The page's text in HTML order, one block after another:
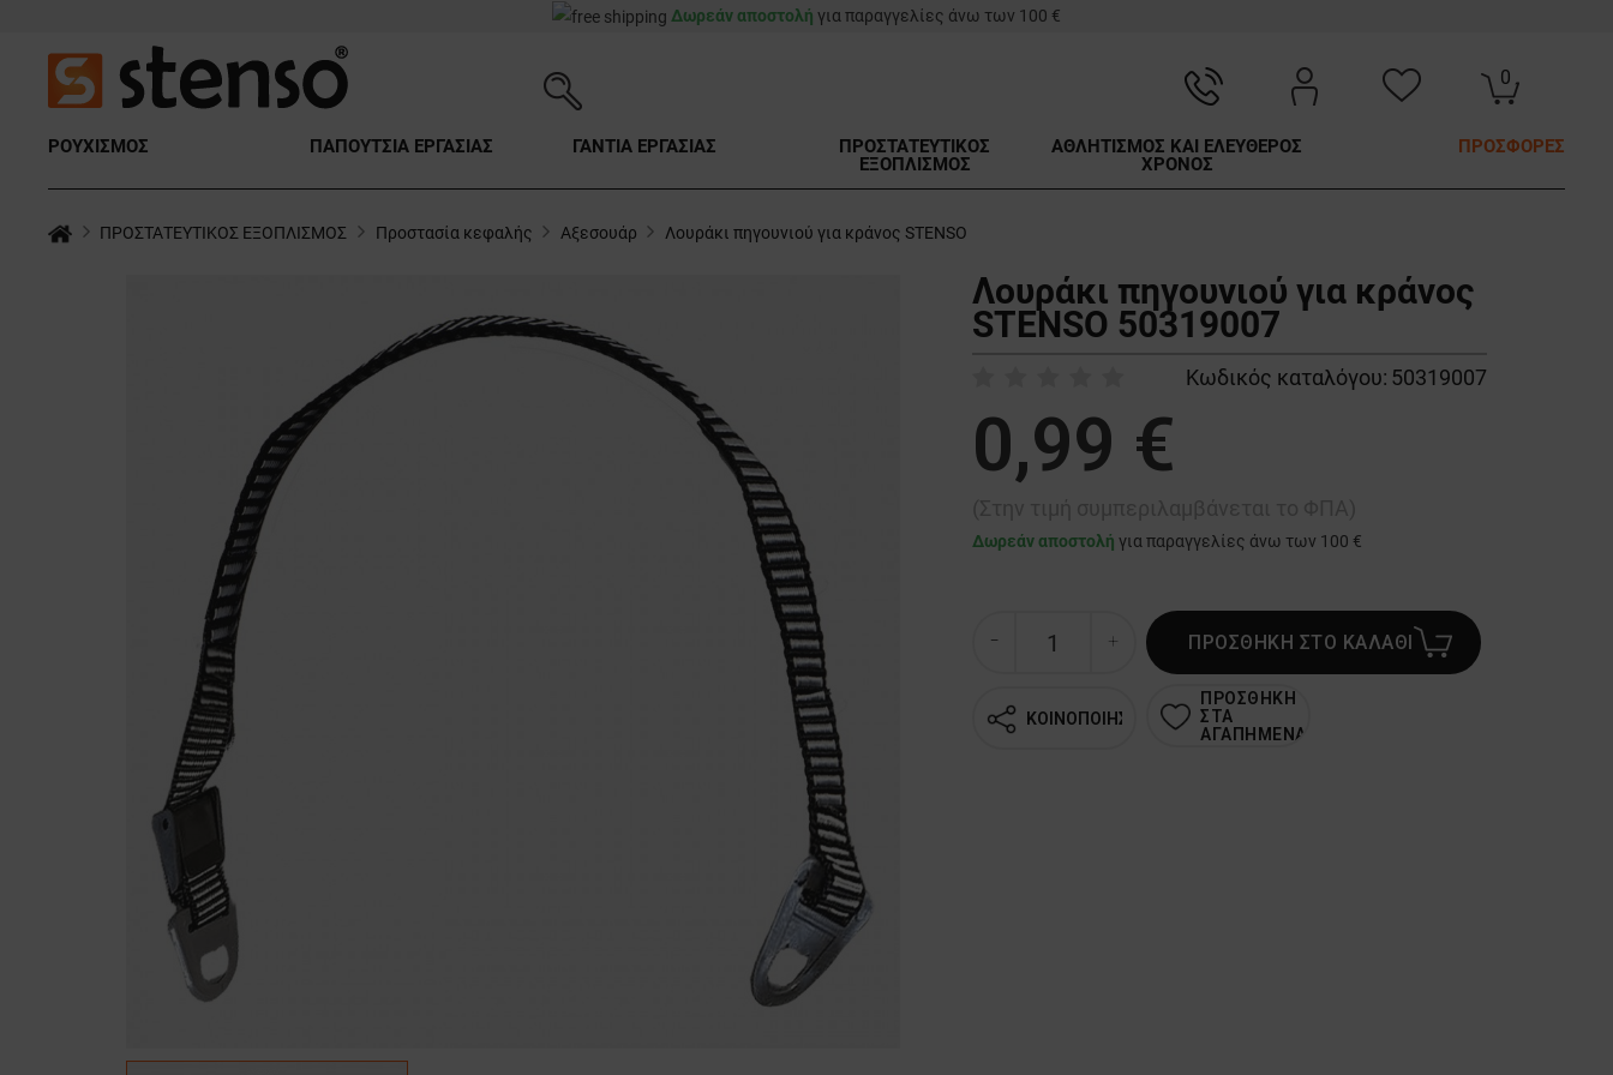
Δωρεάν αποστολή για παραγγελίες άνω των 100 €
0
ΡΟΥΧΙΣΜΟΣ ΠΑΠΟΥΤΣΙΑ ΕΡΓΑΣΙΑΣ ΓΑΝΤΙΑ ΕΡΓΑΣΙΑΣ
ΠΡΟΣΤΑΤΕΥΤΙΚΟΣ
ΕΞΟΠΛΙΣΜΟΣ
ΑΘΛΗΤΙΣΜΟΣ ΚΑΙ ΕΛΕΥΘΕΡΟΣ
ΧΡΟΝΟΣ
ΠΡΟΣΦΟΡΕΣ
ΠΡΟΣΤΑΤΕΥΤΙΚΟΣ ΕΞΟΠΛΙΣΜΟΣ Προστασία κεφαλής Αξεσουάρ Λουράκι πηγουνιού για κράνος STENSO
Λουράκι πηγουνιού για κράνος
STENSO 50319007
Κωδικός καταλόγου: 50319007
0,99 €
Δωρεάν αποστολή για παραγγελίες άνω των 100 €
ΠΡΟΣΘΗΚΗ ΣΤΟ ΚΑΛΑΘΙ
ΚΟΙΝΟΠΟΙΗΣΗ
ΠΡΟΣΘΗΚΗ
ΣΤΑ
ΑΓΑΠΗΜΕΝΑ